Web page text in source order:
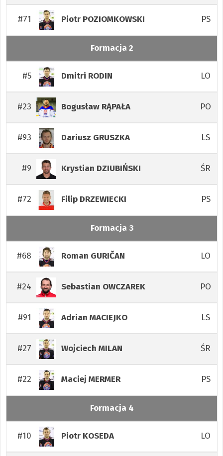
#71 Piotr POZIOMKOWSKI PS
Formacja 2
#5 Dmitri RODIN LO
#23 Bogusław RĄPAŁA PO
#93 Dariusz GRUSZKA LS
#9 Krystian DZIUBIŃSKI ŚR
#72 Filip DRZEWIECKI PS
Formacja 3
#68 Roman GURIČAN LO
#24 Sebastian OWCZAREK PO
#91 Adrian MACIEJKO LS
#27 Wojciech MILAN ŚR
#22 Maciej MERMER PS
Formacja 4
#10 Piotr KOSEDA LO